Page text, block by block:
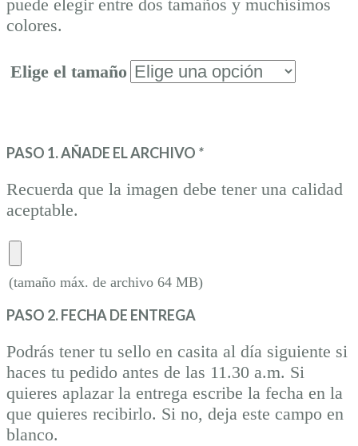
puede elegir entre dos tamaños y muchísimos
colores.
Elige el tamaño
PASO 1. AÑADE EL ARCHIVO *
Recuerda que la imagen debe tener una calidad
aceptable.
(tamaño máx. de archivo 64 MB)
PASO 2. FECHA DE ENTREGA
Podrás tener tu sello en casita al día siguiente si
haces tu pedido antes de las 11.30 a.m. Si
quieres aplazar la entrega escribe la fecha en la
que quieres recibirlo. Si no, deja este campo en
blanco.